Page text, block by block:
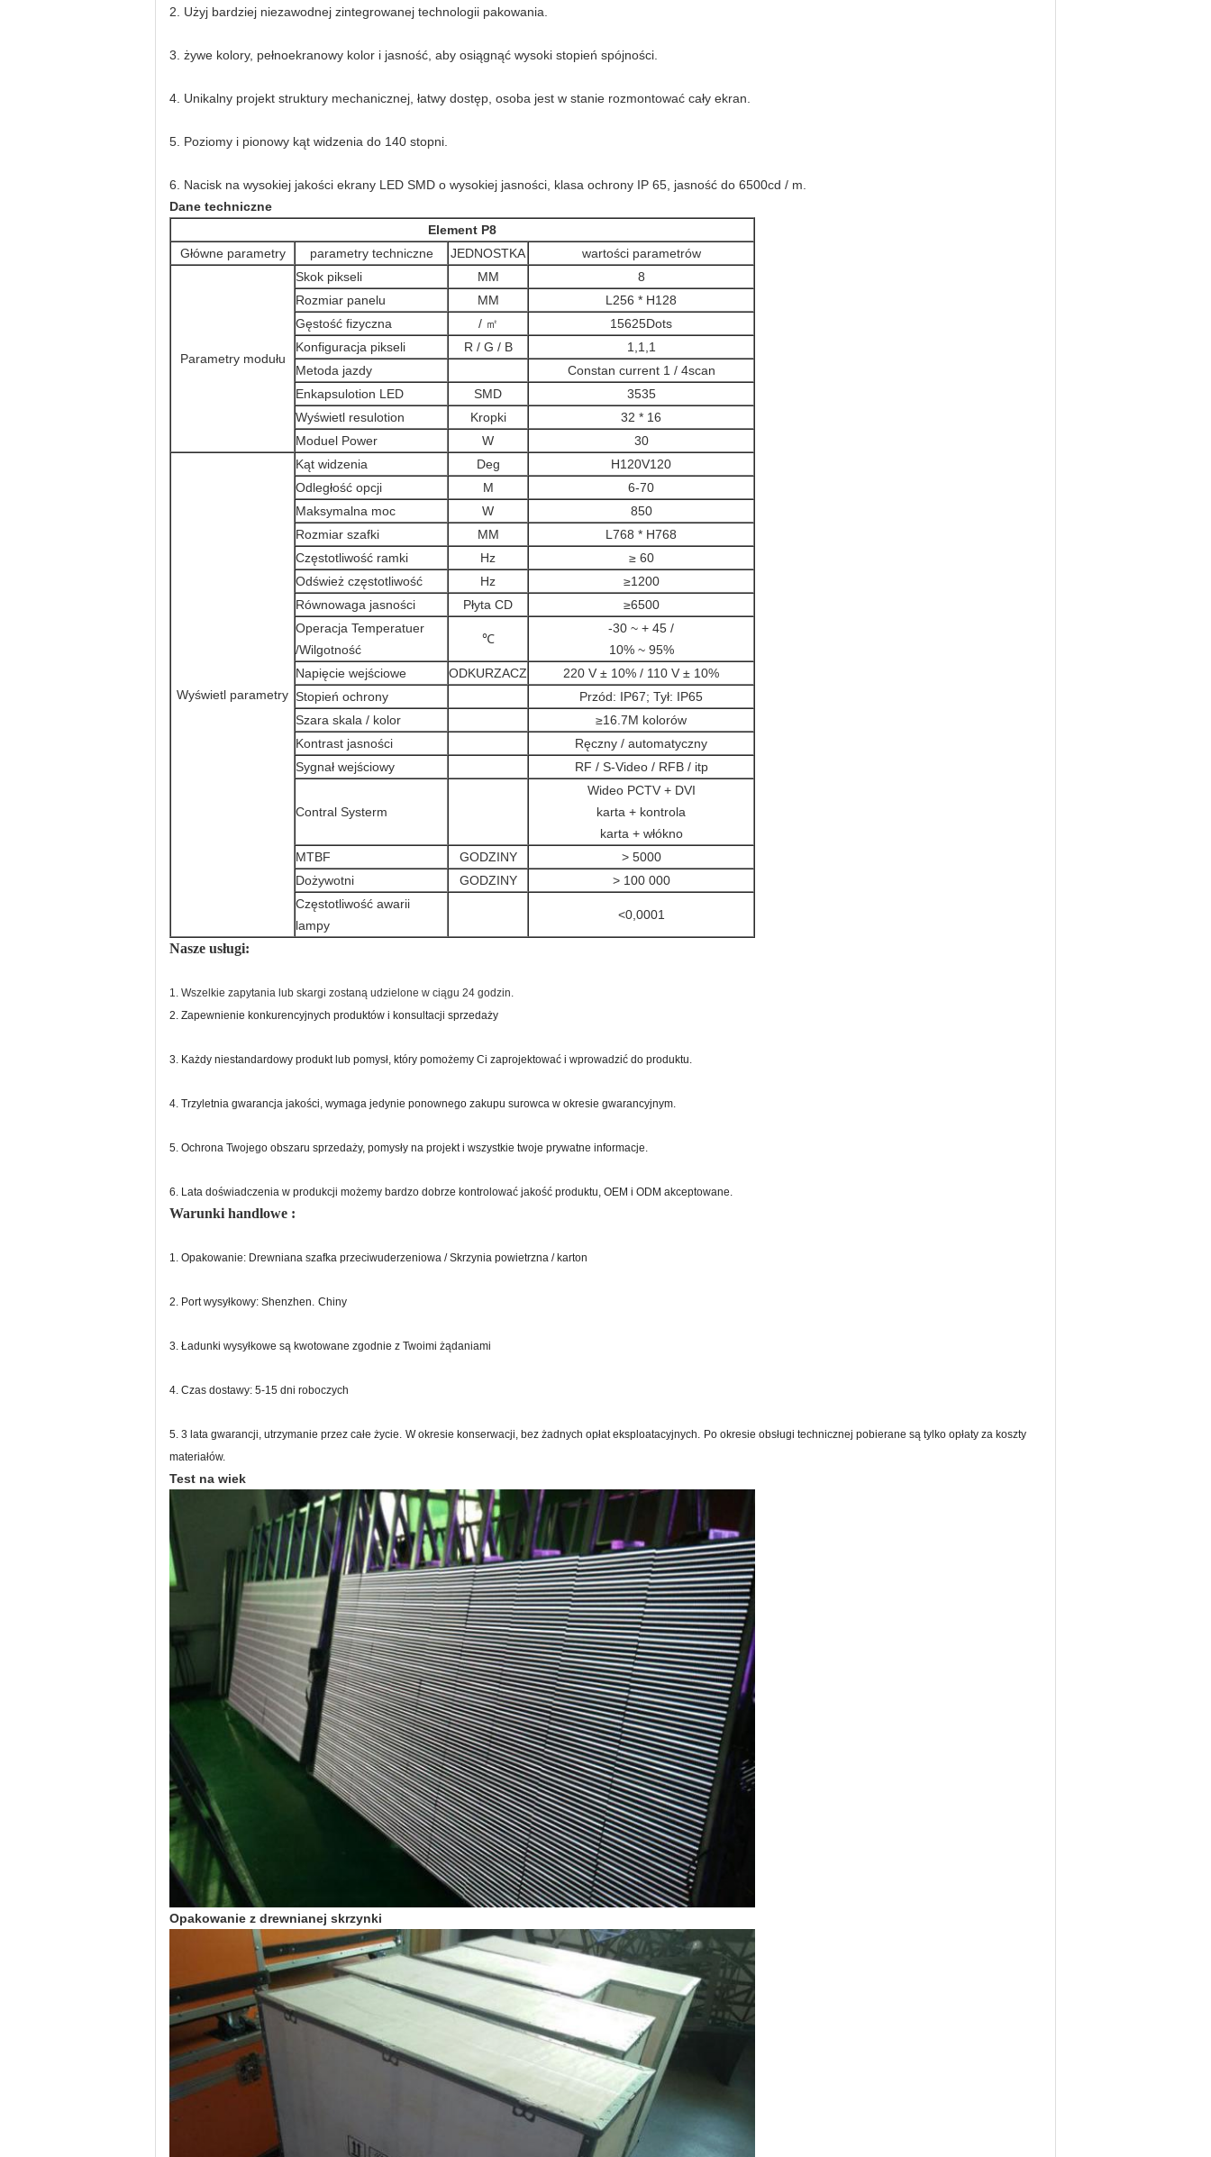
2. Użyj bardziej niezawodnej zintegrowanej technologii pakowania.
3. żywe kolory, pełnoekranowy kolor i jasność, aby osiągnąć wysoki stopień spójności.
4. Unikalny projekt struktury mechanicznej, łatwy dostęp, osoba jest w stanie rozmontować cały ekran.
5. Poziomy i pionowy kąt widzenia do 140 stopni.
6. Nacisk na wysokiej jakości ekrany LED SMD o wysokiej jasności, klasa ochrony IP 65, jasność do 6500cd / m.
Dane techniczne
Element P8
Główne parametry
parametry techniczne JEDNOSTKA wartości parametrów
Parametry modułu
Skok pikseli MM
8
Rozmiar panelu
MM
L256 * H128
Gęstość fizyczna
/ ㎡
15625Dots
Konfiguracja pikseli
R / G / B
1,1,1
Metoda jazdy
Constan current 1 / 4scan
Enkapsulotion LED
SMD
3535
Wyświetl resulotion
Kropki
32 * 16
Moduel Power
W 30
Wyświetl parametry
Kąt widzenia Deg
H120V120
Odległość opcji
M
6-70
Maksymalna moc
W
850
Rozmiar szafki
MM
L768 * H768
Częstotliwość ramki
Hz
≥ 60
Odśwież częstotliwość
Hz
≥1200
Równowaga jasności
Płyta CD
≥6500
Operacja Temperatuer
/Wilgotność
℃
-30 ~ + 45 /
10% ~ 95%
Napięcie wejściowe
ODKURZACZ
220 V ± 10% / 110 V ± 10%
Stopień ochrony
Przód: IP67; Tył: IP65
Szara skala / kolor
≥16.7M kolorów
Kontrast jasności
Ręczny / automatyczny
Sygnał wejściowy
RF / S-Video / RFB / itp
Contral Systerm
Wideo PCTV + DVI
karta + kontrola
karta + włókno
MTBF
GODZINY
> 5000
Dożywotni
GODZINY
> 100 000
Częstotliwość awarii
lampy
<0,0001
Nasze usługi:
1. Wszelkie zapytania lub skargi zostaną udzielone w ciągu 24 godzin.
2. Zapewnienie konkurencyjnych produktów i konsultacji sprzedaży
3. Każdy niestandardowy produkt lub pomysł, który pomożemy Ci zaprojektować i wprowadzić do produktu.
4. Trzyletnia gwarancja jakości, wymaga jedynie ponownego zakupu surowca w okresie gwarancyjnym.
5. Ochrona Twojego obszaru sprzedaży, pomysły na projekt i wszystkie twoje prywatne informacje.
6. Lata doświadczenia w produkcji możemy bardzo dobrze kontrolować jakość produktu, OEM i ODM akceptowane.
Warunki handlowe :
1. Opakowanie: Drewniana szafka przeciwuderzeniowa / Skrzynia powietrzna / karton
2. Port wysyłkowy: Shenzhen. Chiny
3. Ładunki wysyłkowe są kwotowane zgodnie z Twoimi żądaniami
4. Czas dostawy: 5-15 dni roboczych
5. 3 lata gwarancji, utrzymanie przez całe życie. W okresie konserwacji, bez żadnych opłat eksploatacyjnych. Po okresie obsługi technicznej pobierane są tylko opłaty za koszty
materiałów.
Test na wiek
Opakowanie z drewnianej skrzynki